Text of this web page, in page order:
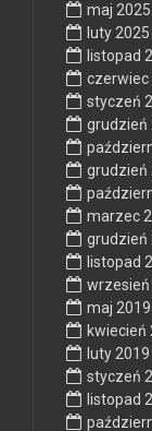
maj 2025
luty 2025
listopad
czerwiec
styczeń
grudzień
grudzień
marzec
grudzień
listopad
wrzesień
maj 2019
kwiecień
luty 2019
styczeń
listopad